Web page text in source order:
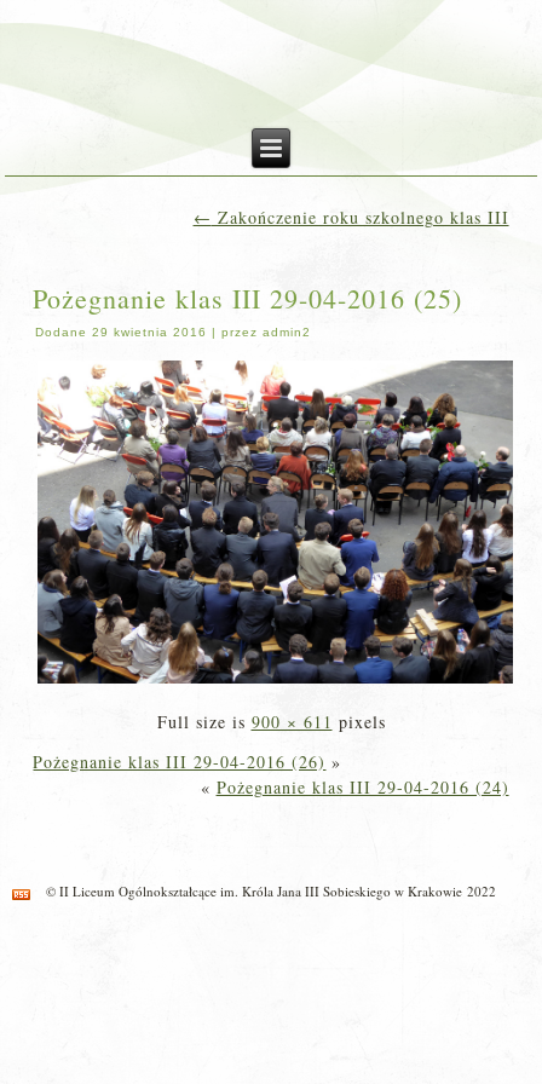
← Zakończenie roku szkolnego klas III
Pożegnanie klas III 29-04-2016 (25)
Dodane 29 kwietnia 2016 |przez admin2
Full size is 900 × 611 pixels
Pożegnanie klas III 29-04-2016 (26) »
« Pożegnanie klas III 29-04-2016 (24)
© II Liceum Ogólnokształcące im. Króla Jana III Sobieskiego w Krakowie 2022